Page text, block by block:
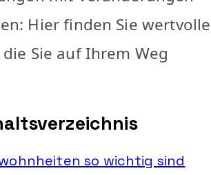
Hier finden Sie wertvolle
Sie auf Ihrem Weg
so wichtig sind